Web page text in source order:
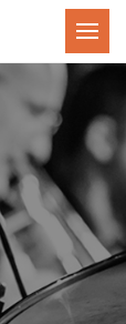
Menu